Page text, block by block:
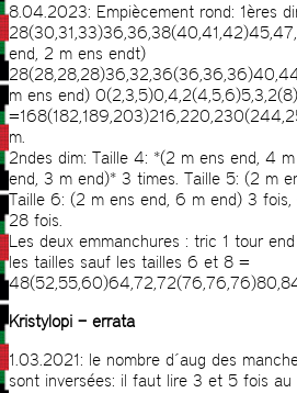
8.04.2023: Empiècement rond: 1ères
end, 2 m ens endt)
m ens end)
m.
2ndes dim: Taille 4: *(2 m ens end, 4
end, 3 m end)* 3 times. Taille 5: (2 m
Taille 6: (2 m ens end, 6 m end) 3
28 fois.
Les deux emmanchures : tric 1 tour
les tailles sauf les tailles 6 et 8 =
Kristylopi – errata
1.03.2021: le nombre d´aug des
sont inversées: il faut lire 3 et 5 fois